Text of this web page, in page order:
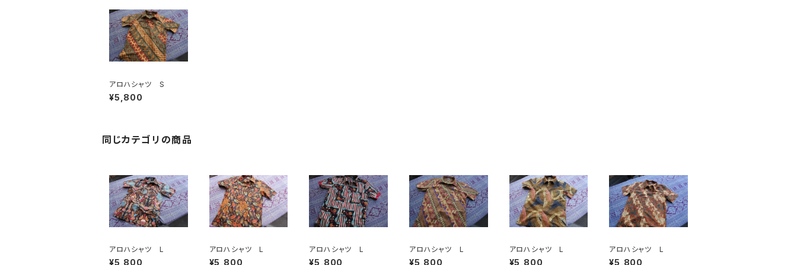
アロハシャツ S
¥5,800
同じカテゴリの商品
アロハシャツ L
¥5,800
アロハシャツ L
¥5,800
アロハシャツ L
¥5,800
アロハシャツ L
¥5,800
アロハシャツ L
¥5,800
アロハシャツ L
¥5,800